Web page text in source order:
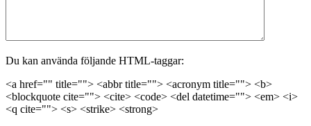
Du kan använda följande HTML-taggar:
<a href="" title=""> <abbr title=""> <acronym title=""> <b>
<blockquote cite=""> <cite> <code> <del datetime=""> <em> <i>
<q cite=""> <s> <strike> <strong>